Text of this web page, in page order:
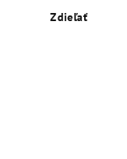
Zdieľať